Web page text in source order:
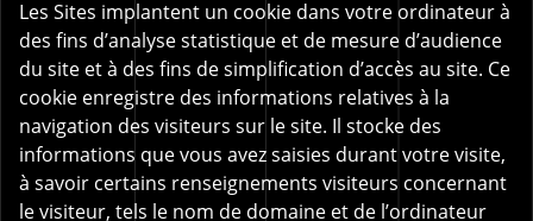
Les Sites implantent un cookie dans votre ordinateur à
des fins d’analyse statistique et de mesure d’audience
du site et à des fins de simplification d’accès au site. Ce
cookie enregistre des informations relatives à la
navigation des visiteurs sur le site. Il stocke des
informations que vous avez saisies durant votre visite,
à savoir certains renseignements visiteurs concernant
le visiteur, tels le nom de domaine et de l’ordinateur